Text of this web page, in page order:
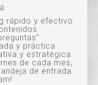
rápido y efectivo:
y práctica
y estratégica
de cada mes,
de entrada.